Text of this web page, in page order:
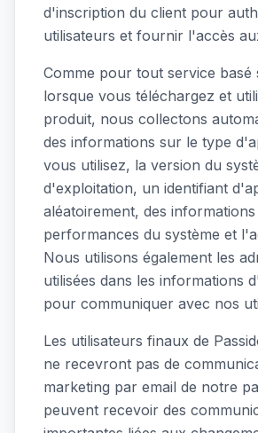
d'inscription du client pour
utilisateurs et fournir l'accès
Comme pour tout service basé
lorsque vous téléchargez et
produit, nous collectons
des informations sur le type
vous utilisez, la version du
d'exploitation, un identifiant
aléatoirement, des
performances du système et
Nous utilisons également les
utilisées dans les informations
pour communiquer avec nos
Les utilisateurs finaux de
ne recevront pas de
marketing par email de notre
peuvent recevoir des